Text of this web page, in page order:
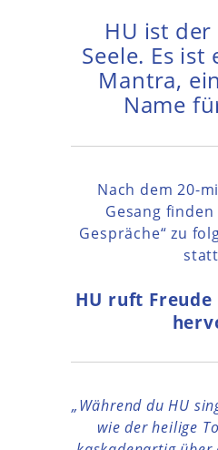
HU ist
Seele. Es
Mantra,
Name
Nach dem 20-
Gesang
Gespräche“ zu
HU ruft Freude
„Während du HU
wie der heilige